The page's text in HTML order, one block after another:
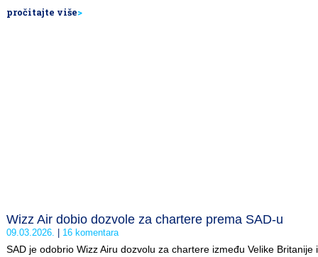
pročitajte više>
Wizz Air dobio dozvole za chartere prema SAD-u
09.03.2026. 16 komentara
SAD je odobrio Wizz Airu dozvolu za chartere između Velike Britanije i